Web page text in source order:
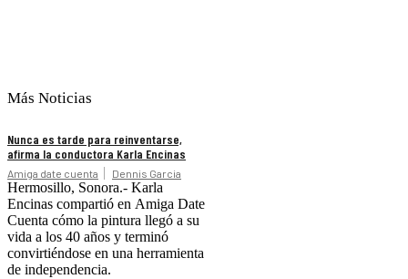
Más Noticias
Nunca es tarde para reinventarse,
afirma la conductora Karla Encinas
Amiga date cuenta Dennis Garcia
Hermosillo, Sonora.- Karla
Encinas compartió en Amiga Date
Cuenta cómo la pintura llegó a su
vida a los 40 años y terminó
convirtiéndose en una herramienta
de independencia.